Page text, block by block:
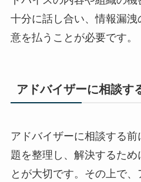
十分に話し合い、情報漏
意を払うことが必要です。
アドバイザーに相談す
アドバイザーに相談する
題を整理し、解決するため
とが大切です。その上で